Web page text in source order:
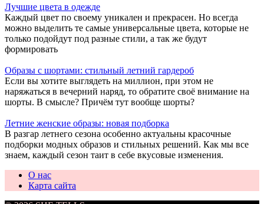
Лучшие цвета в одежде
Каждый цвет по своему уникален и прекрасен. Но всегда
можно выделить те самые универсальные цвета, которые не
только подойдут под разные стили, а так же будут
формировать
Образы с шортами: стильный летний гардероб
Если вы хотите выглядеть на миллион, при этом не
наряжаться в вечерний наряд, то обратите своё внимание на
шорты. В смысле? Причём тут вообще шорты?
Летние женские образы: новая подборка
В разгар летнего сезона особенно актуальны красочные
подборки модных образов и стильных решений. Как мы все
знаем, каждый сезон таит в себе вкусовые изменения.
О нас
Карта сайта